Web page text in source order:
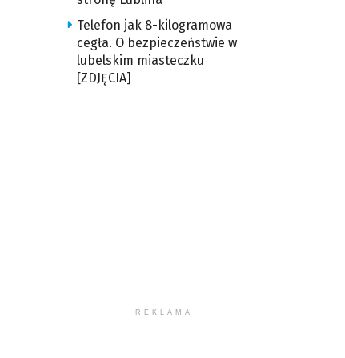
Telefon jak 8-kilogramowa
cegła. O bezpieczeństwie w
lubelskim miasteczku
[ZDJĘCIA]
REKLAMA